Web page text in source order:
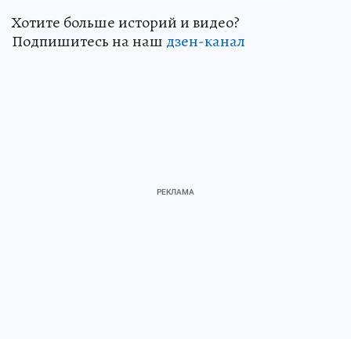
Хотите больше историй и видео?
Подпишитесь на наш дзен-канал